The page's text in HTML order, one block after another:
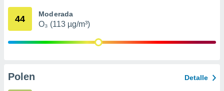
mediante
44 Moderada
O₃ (113 µg/m³)
Polen Detalle